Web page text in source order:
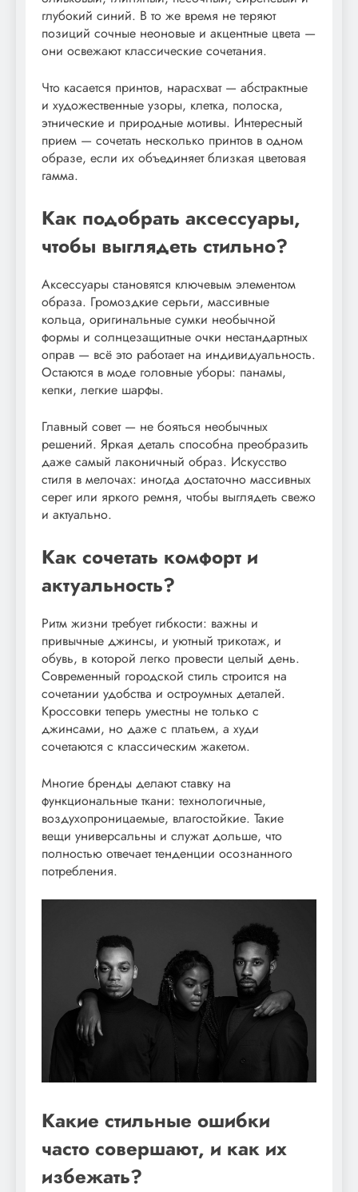
глубокий синий. В то же время не теряют
позиций сочные неоновые и акцентные цвета —
они освежают классические сочетания.
Что касается принтов, нарасхват — абстрактные
и художественные узоры, клетка, полоска,
этнические и природные мотивы. Интересный
прием — сочетать несколько принтов в одном
образе, если их объединяет близкая цветовая
гамма.
Как подобрать аксессуары,
чтобы выглядеть стильно?
Аксессуары становятся ключевым элементом
образа. Громоздкие серьги, массивные
кольца, оригинальные сумки необычной
формы и солнцезащитные очки нестандартных
оправ — всё это работает на индивидуальность.
Остаются в моде головные уборы: панамы,
кепки, легкие шарфы.
Главный совет — не бояться необычных
решений. Яркая деталь способна преобразить
даже самый лаконичный образ. Искусство
стиля в мелочах: иногда достаточно массивных
серег или яркого ремня, чтобы выглядеть свежо
и актуально.
Как сочетать комфорт и
актуальность?
Ритм жизни требует гибкости: важны и
привычные джинсы, и уютный трикотаж, и
обувь, в которой легко провести целый день.
Современный городской стиль строится на
сочетании удобства и остроумных деталей.
Кроссовки теперь уместны не только с
джинсами, но даже с платьем, а худи
сочетаются с классическим жакетом.
Многие бренды делают ставку на
функциональные ткани: технологичные,
воздухопроницаемые, влагостойкие. Такие
вещи универсальны и служат дольше, что
полностью отвечает тенденции осознанного
потребления.
Какие стильные ошибки
часто совершают, и как их
избежать?